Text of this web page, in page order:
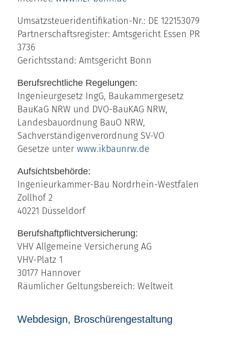
Umsatzsteueridentifikation-Nr.: DE 122153079
Partnerschaftsregister: Amtsgericht Essen PR
3736
Gerichtsstand: Amtsgericht Bonn
Berufsrechtliche Regelungen:
Ingenieurgesetz IngG, Baukammergesetz
BauKaG NRW und DVO-BauKAG NRW,
Landesbauordnung BauO NRW,
Sachverständigenverordnung SV-VO
Gesetze unterwww.ikbaunrw.de
Aufsichtsbehörde:
Ingenieurkammer-Bau Nordrhein-Westfalen
Zollhof 2
40221 Düsseldorf
Berufshaftpflichtversicherung:
VHV Allgemeine Versicherung AG
VHV-Platz 1
30177 Hannover
Räumlicher Geltungsbereich: Weltweit
Webdesign, Broschürengestaltung